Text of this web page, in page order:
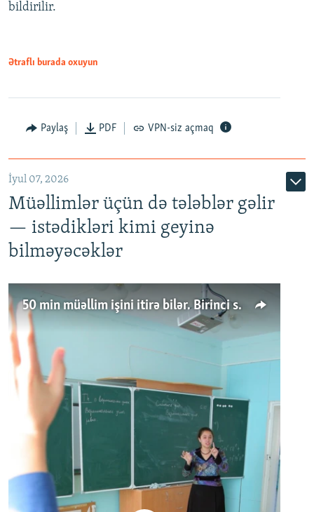
bildirilir.
Ətraflı burada oxuyun
Paylaş PDF VPN-siz açmaq
İyul 07, 2026
Müəllimlər üçün də tələblər gəlir
— istədikləri kimi geyinə
bilməyəcəklər
50 min müəllim işini itirə bilər. Birinci sinfə gedənlər azalır